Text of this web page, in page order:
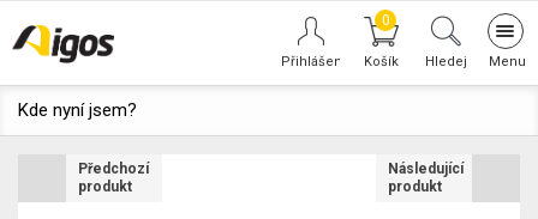
0
Hledej
Kde nyní jsem?
Předchozí
produkt
Následující
produkt